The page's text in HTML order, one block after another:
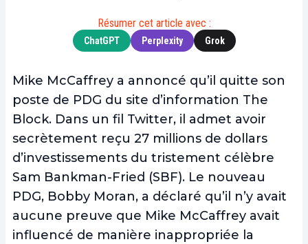
Résumer cet article avec :
ChatGPT Perplexity Grok
Mike McCaffrey a annoncé qu’il quitte son
poste de PDG du site d’information The
Block. Dans un fil Twitter, il admet avoir
secrètement reçu 27 millions de dollars
d’investissements du tristement célèbre
Sam Bankman-Fried (SBF). Le nouveau
PDG, Bobby Moran, a déclaré qu’il n’y avait
aucune preuve que Mike McCaffrey avait
influencé de manière inappropriée la